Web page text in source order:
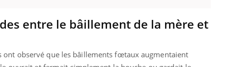
entre le bâillement de la mère et
ont observé que les bâillements fœtaux augmentaient